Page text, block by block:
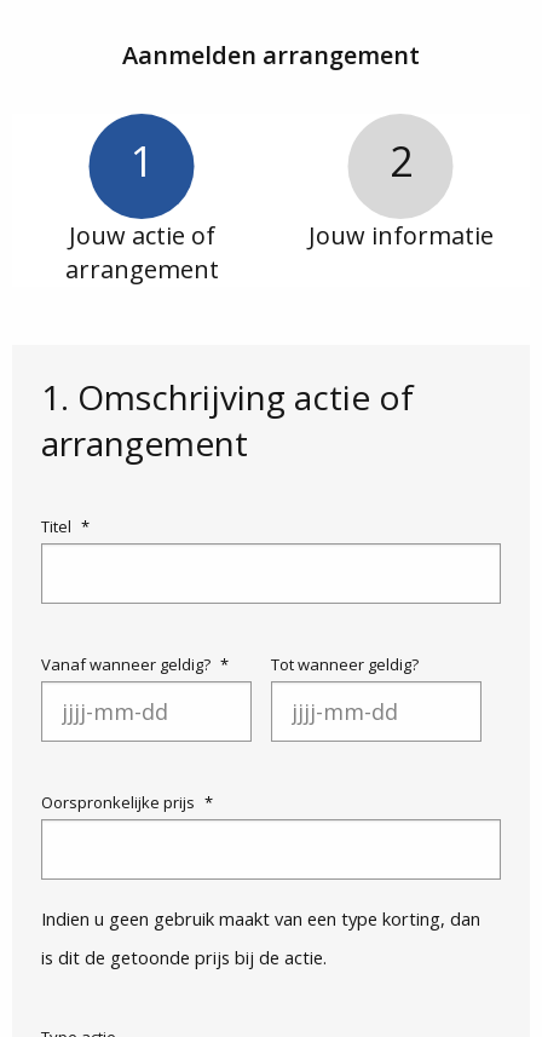
Aanmelden arrangement
1
Jouw actie of
arrangement
2
Jouw informatie
1. Omschrijving actie of
arrangement
Titel *
Vanaf wanneer geldig? *
dash
dash
DD
Tot wanneer geldig?
dash
DD
Oorspronkelijke prijs *
Indien u geen gebruik maakt van een type korting, dan
is dit de getoonde prijs bij de actie.